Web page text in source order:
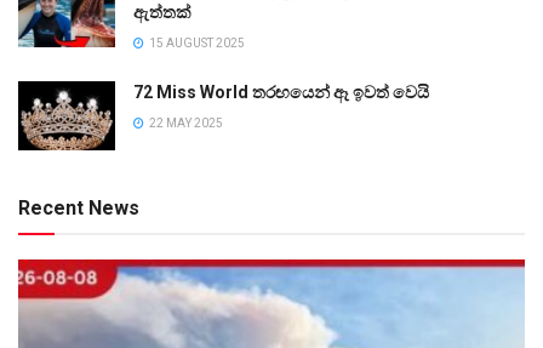
ඇත්තක්
15 AUGUST 2025
72 Miss World තරඟයෙන් ඈ ඉවත් වෙයි
22 MAY 2025
Recent News